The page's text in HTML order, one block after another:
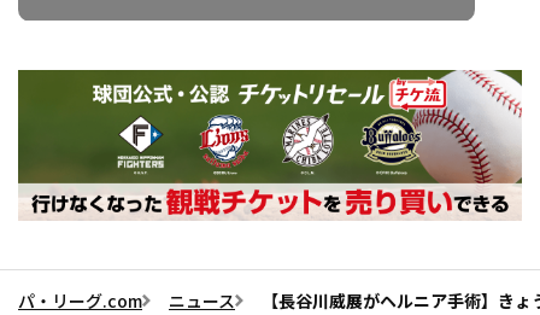
パ・リーグ.com ニュース 【長谷川威展がヘルニア手術】き